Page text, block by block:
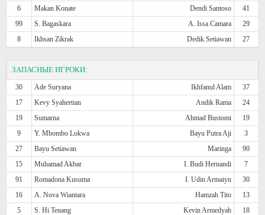
6
Makan Konate Dendi Santoso
41
99
S. Bagaskara A. Issa Camara
29
8
Ikhsan Zikrak Dedik Setiawan 27
ЗАПАСНЫЕ ИГРОКИ:
30 Ade Suryana Ikhfanul Alam
37
17
Kevy Syahertian Andik Rama
24
19
Sumarna Ahmad Bustomi
19
9
Y. Mbombo Lokwa Bayu Putra Aji
3
27
Bayu Setiawan Maringa
90
15
Muhamad Akbar I. Budi Hernandi
7
91
Romadona Kusuma I. Udin Armaiyn
30
16
A. Nova Wiantara Hamzah Tito
13
5
S. Hi Tenang Kevin Armedyah
18